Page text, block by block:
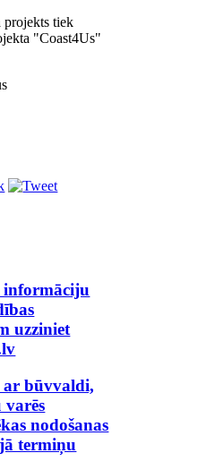
projekts tiek
"Coast4Us"
uzziniet
ar būvvaldi,
varēs
nodošanas
termiņu